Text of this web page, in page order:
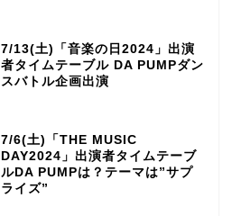
7/13(土)「音楽の日2024」出演
者タイムテーブル DA PUMPダン
スバトル企画出演
7/6(土)「THE MUSIC
DAY2024」出演者タイムテーブ
ルDA PUMPは？テーマは”サプ
ライズ”